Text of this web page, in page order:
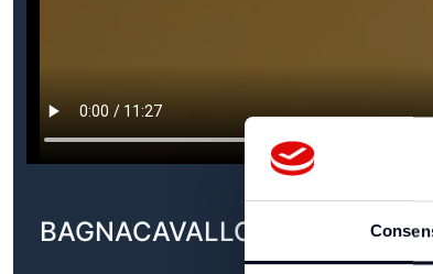
BAGNACAVALLO: